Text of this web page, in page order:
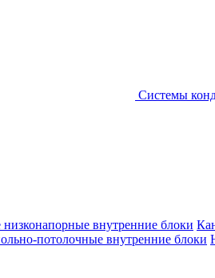
Системы
внутренние блоки
потолочные внутренние блоки